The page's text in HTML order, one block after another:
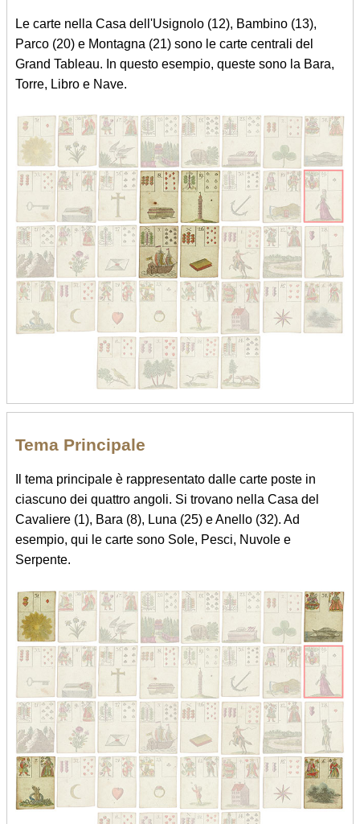
Le carte nella Casa dell'Usignolo (12), Bambino (13),
Parco (20) e Montagna (21) sono le carte centrali del
Grand Tableau. In questo esempio, queste sono la Bara,
Torre, Libro e Nave.
Tema Principale
Il tema principale è rappresentato dalle carte poste in
ciascuno dei quattro angoli. Si trovano nella Casa del
Cavaliere (1), Bara (8), Luna (25) e Anello (32). Ad
esempio, qui le carte sono Sole, Pesci, Nuvole e
Serpente.